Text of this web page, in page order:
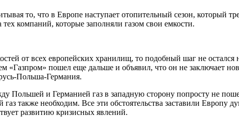
то, что в Европе наступает отопительный сезон, который
компаний, которые заполняли газом свои емкости.
от всех европейских хранилищ, то подобный шаг не остался
«Газпром» пошел еще дальше и объявил, что он не заключает
Польша-Германия.
Польшей и Германией газ в западную сторону попросту не
также необходим. Все эти обстоятельства заставили Европу
развитию кризисных явлений.